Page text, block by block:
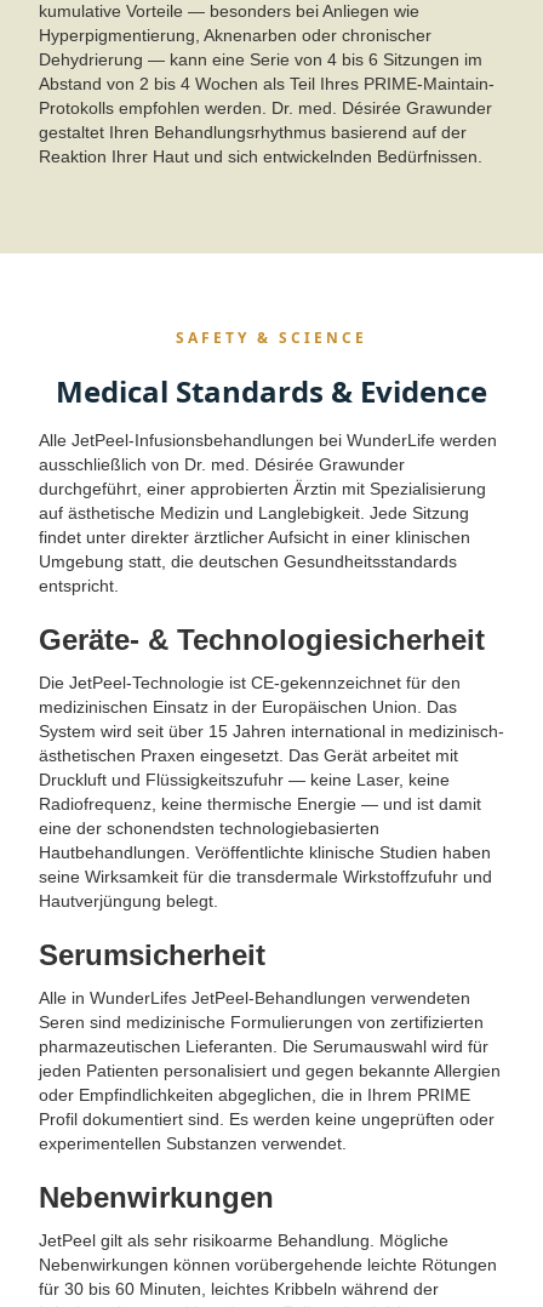
kumulative Vorteile — besonders bei Anliegen wie
Hyperpigmentierung, Aknenarben oder chronischer
Dehydrierung — kann eine Serie von 4 bis 6 Sitzungen im
Abstand von 2 bis 4 Wochen als Teil Ihres PRIME-Maintain-
Protokolls empfohlen werden. Dr. med. Désirée Grawunder
gestaltet Ihren Behandlungsrhythmus basierend auf der
Reaktion Ihrer Haut und sich entwickelnden Bedürfnissen.
SAFETY & SCIENCE
Medical Standards & Evidence
Alle JetPeel-Infusionsbehandlungen bei WunderLife werden
ausschließlich von Dr. med. Désirée Grawunder
durchgeführt, einer approbierten Ärztin mit Spezialisierung
auf ästhetische Medizin und Langlebigkeit. Jede Sitzung
findet unter direkter ärztlicher Aufsicht in einer klinischen
Umgebung statt, die deutschen Gesundheitsstandards
entspricht.
Geräte- & Technologiesicherheit
Die JetPeel-Technologie ist CE-gekennzeichnet für den
medizinischen Einsatz in der Europäischen Union. Das
System wird seit über 15 Jahren international in medizinisch-
ästhetischen Praxen eingesetzt. Das Gerät arbeitet mit
Druckluft und Flüssigkeitszufuhr — keine Laser, keine
Radiofrequenz, keine thermische Energie — und ist damit
eine der schonendsten technologiebasierten
Hautbehandlungen. Veröffentlichte klinische Studien haben
seine Wirksamkeit für die transdermale Wirkstoffzufuhr und
Hautverjüngung belegt.
Serumsicherheit
Alle in WunderLifes JetPeel-Behandlungen verwendeten
Seren sind medizinische Formulierungen von zertifizierten
pharmazeutischen Lieferanten. Die Serumauswahl wird für
jeden Patienten personalisiert und gegen bekannte Allergien
oder Empfindlichkeiten abgeglichen, die in Ihrem PRIME
Profil dokumentiert sind. Es werden keine ungeprüften oder
experimentellen Substanzen verwendet.
Nebenwirkungen
JetPeel gilt als sehr risikoarme Behandlung. Mögliche
Nebenwirkungen können vorübergehende leichte Rötungen
für 30 bis 60 Minuten, leichtes Kribbeln während der